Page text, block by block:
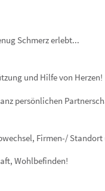
Schmerz erlebt...
und Hilfe von Herzen!
persönlichen
Firmen-/
Wohlbefinden!